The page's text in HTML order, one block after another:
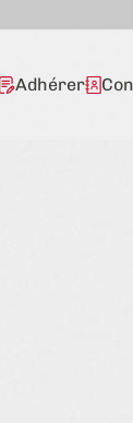
Adhérer